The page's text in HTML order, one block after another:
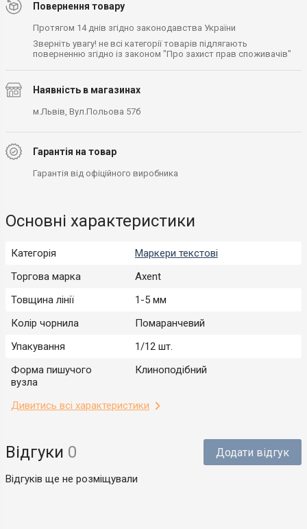
Повернення товару
Протягом 14 днів згідно законодавства України
Зверніть увагу! не всі категорії товарів підлягають
поверненню згідно із законом "Про захист прав споживачів"
Наявність в магазинах
м.Львів, Вул.Польова 57б
Гарантія на товар
Гарантія від офіційного виробника
Основні характеристики
Категорія
Маркери текстові
Торгова марка
Axent
Товщина лінії
1-5 мм
Колір чорнила
Помаранчевий
Упакування
1/12 шт.
Форма пишучого
вузла
Клиноподібний
Дивитись всі характеристики
Відгуки 0 Додати відгук
Відгуків ще не розміщували